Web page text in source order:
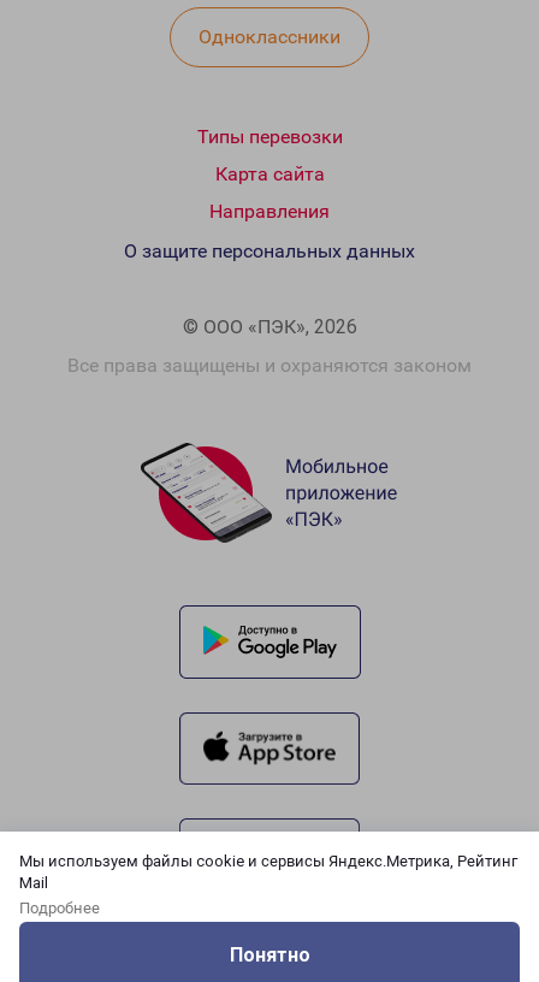
Мы используем файлы cookie и сервисы Яндекс.Метрика, Рейтинг
Mail
Подробнее
Понятно
Одноклассники
Типы перевозки
Карта сайта
Направления
© ООО «ПЭК», 2026
Все права защищены и охраняются законом
О защите персональных данных